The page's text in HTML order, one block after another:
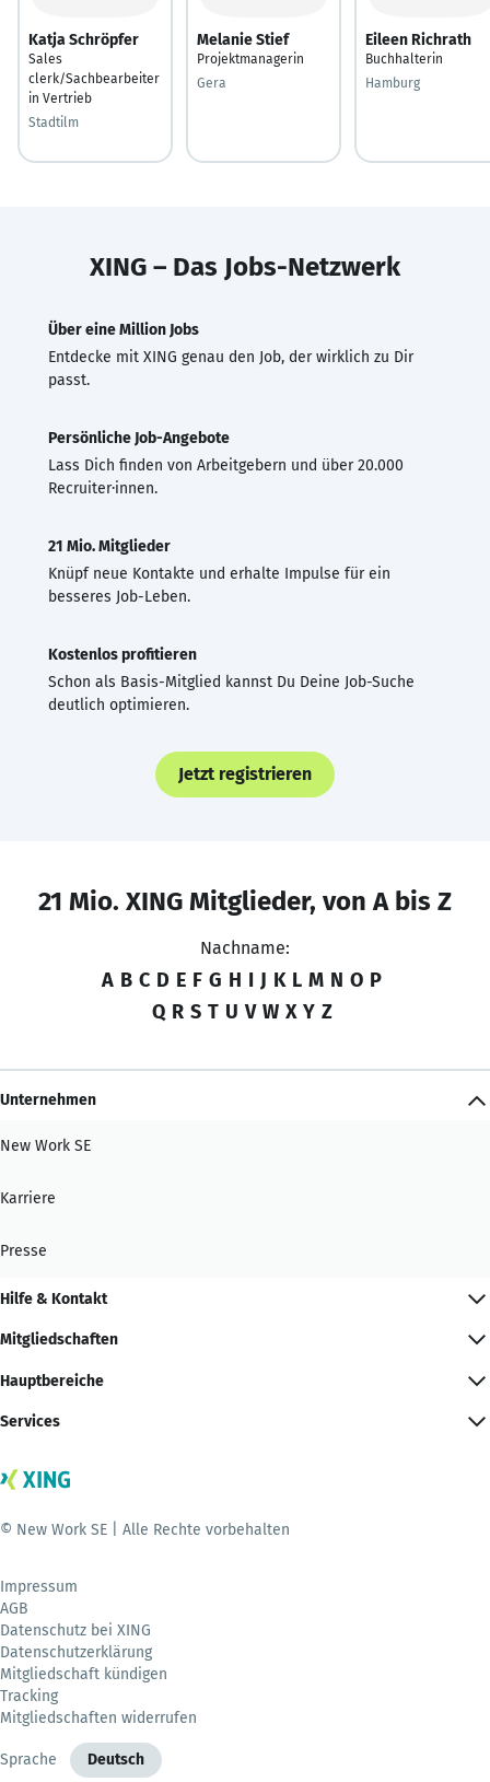
Katja Schröpfer
Sales
clerk/Sachbearbeiter
in Vertrieb
Stadtilm
Melanie Stief
Projektmanagerin
Gera
Eileen Richrath
Buchhalterin
Hamburg
XING – Das Jobs-Netzwerk
Über eine Million Jobs
Entdecke mit XING genau den Job, der wirklich zu Dir
passt.
Persönliche Job-Angebote
Lass Dich finden von Arbeitgebern und über 20.000
Recruiter·innen.
21 Mio. Mitglieder
Knüpf neue Kontakte und erhalte Impulse für ein
besseres Job-Leben.
Kostenlos profitieren
Schon als Basis-Mitglied kannst Du Deine Job-Suche
deutlich optimieren.
Jetzt registrieren
21 Mio. XING Mitglieder, von A bis Z
Nachname:
A B C D E F G H I J K L M N O P
Q R S T U V W X Y Z
Unternehmen
New Work SE
Karriere
Presse
Hilfe & Kontakt
Mitgliedschaften
Hauptbereiche
Services
© New Work SE | Alle Rechte vorbehalten
Impressum
AGB
Datenschutz bei XING
Datenschutzerklärung
Mitgliedschaft kündigen
Tracking
Mitgliedschaften widerrufen
Sprache Deutsch